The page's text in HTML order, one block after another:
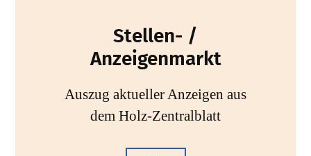
Stellen- /
Anzeigenmarkt
Auszug aktueller Anzeigen aus
dem Holz-Zentralblatt